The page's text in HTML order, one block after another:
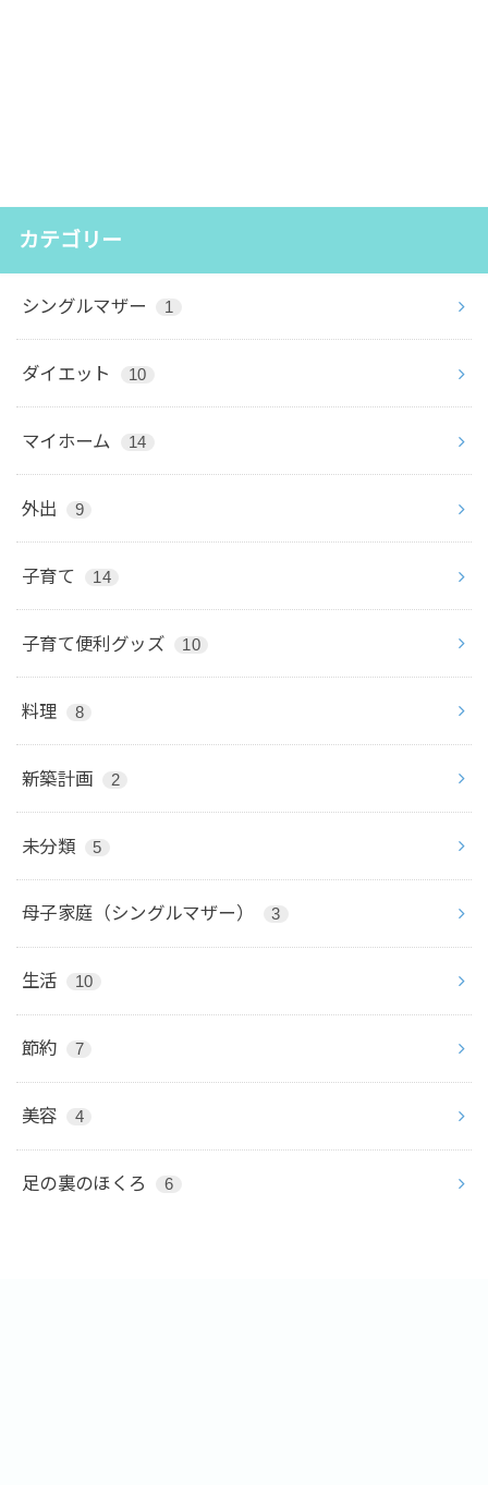
カテゴリー
シングルマザー 1
ダイエット 10
マイホーム 14
外出 9
子育て 14
子育て便利グッズ 10
料理 8
新築計画 2
未分類 5
母子家庭（シングルマザー） 3
生活 10
節約 7
美容 4
足の裏のほくろ 6